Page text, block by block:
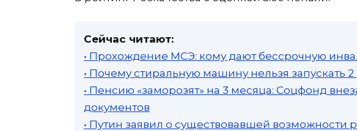
Сейчас читают:
• Прохождение МСЭ: кому дают бессрочную
• Почему стиральную машину нельзя запускать
• Пенсию «заморозят» на 3 месяца: Соцфонд
документов
• Путин заявил о существовавшей возможности